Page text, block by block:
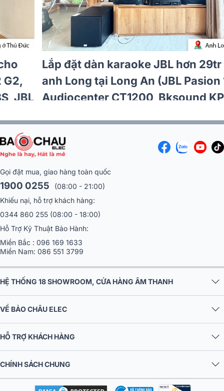
Lắp đặt dàn karaoke JBL hơn 33tr cho
anh Huân tại TP HCM (JBL Pasion 10,
Philips CSS5561/70, Philips CSS3751/70,
Bksound SW612 MKII...)
Gọi đặt mua, giao hàng toàn quốc
1900 0255
(08:00 - 21:00)
Khiếu nại, hỗ trợ khách hàng:
0344 860 255(08:00 - 18:00)
Hỗ Trợ Kỹ Thuật Bảo Hành:
Miền Bắc : 096 169 1633